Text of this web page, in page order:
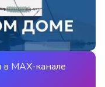
MAX-канале